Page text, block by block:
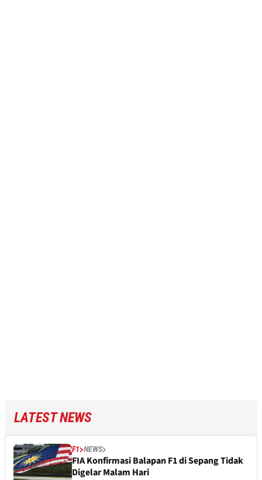
LATEST NEWS
F1 NEWS
FIA Konfirmasi Balapan F1 di Sepang Tidak
Digelar Malam Hari